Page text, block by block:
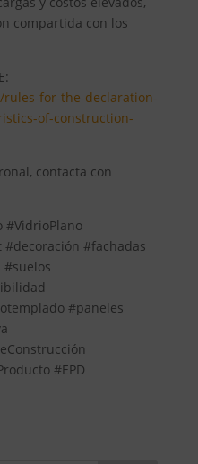
compartida con los
for-the-declaration-
of-construction-
contacta con
#VidrioPlano
#fachadas
#paneles
#EPD